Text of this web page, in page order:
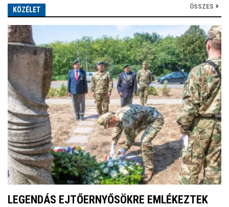
KÖZÉLET ÖSSZES
LEGENDÁS EJTŐERNYŐSÖKRE EMLÉKEZTEK